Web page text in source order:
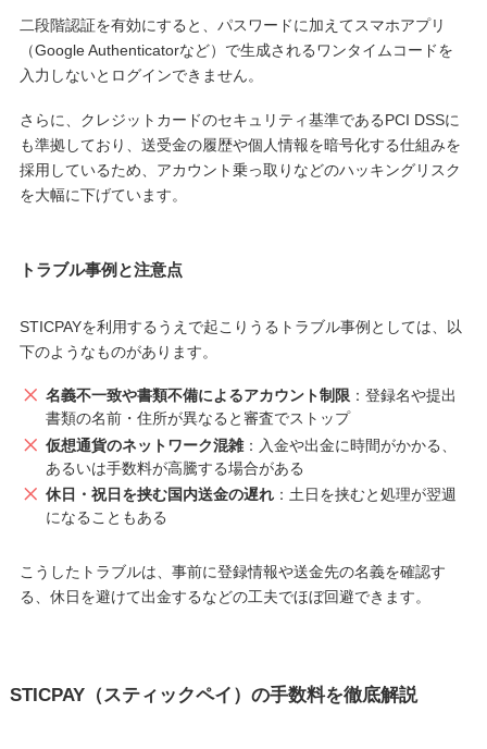
二段階認証を有効にすると、パスワードに加えてスマホアプリ
（Google Authenticatorなど）で生成されるワンタイムコードを
入力しないとログインできません。
さらに、クレジットカードのセキュリティ基準であるPCI DSSに
も準拠しており、送受金の履歴や個人情報を暗号化する仕組みを
採用しているため、アカウント乗っ取りなどのハッキングリスク
を大幅に下げています。
トラブル事例と注意点
STICPAYを利用するうえで起こりうるトラブル事例としては、以
下のようなものがあります。
名義不一致や書類不備によるアカウント制限 ：登録名や提出
書類の名前・住所が異なると審査でストップ
仮想通貨のネットワーク混雑：入金や出金に時間がかかる、
あるいは手数料が高騰する場合がある
休日・祝日を挟む国内送金の遅れ ：土日を挟むと処理が翌週
になることもある
こうしたトラブルは、事前に登録情報や送金先の名義を確認す
る、休日を避けて出金するなどの工夫でほぼ回避できます。
STICPAY（スティックペイ）の手数料を徹底解説